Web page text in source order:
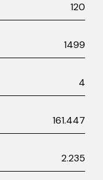
120
1499
4
161.447
2.235